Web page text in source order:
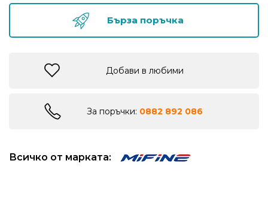
риболов
Бърза поръчка
Добави в любими
За поръчки: 0882 892 086
Всичко от марката: